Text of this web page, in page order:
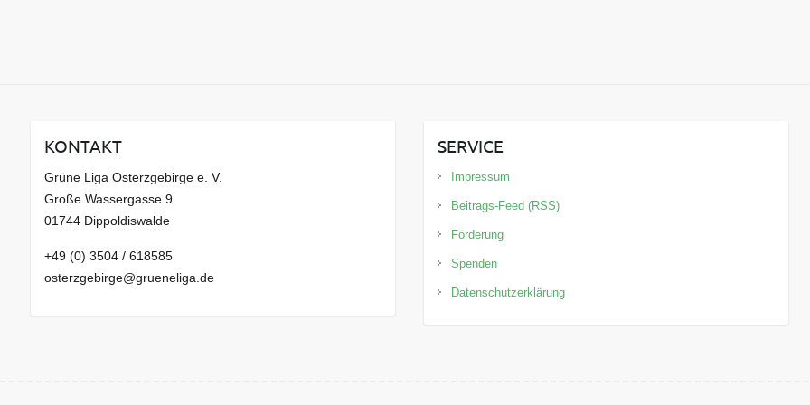
KONTAKT
Grüne Liga Osterzgebirge e. V.
Große Wassergasse 9
01744 Dippoldiswalde
+49 (0) 3504 / 618585
osterzgebirge@grueneliga.de
SERVICE
Impressum
Beitrags-Feed (RSS)
Förderung
Spenden
Datenschutzerklärung